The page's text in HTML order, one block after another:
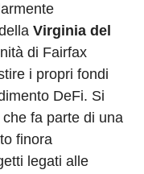
e
gr
a
m
Virginia del
di Fairfax
i propri fondi
DeFi. Si
fa parte di una
finora
legati alle